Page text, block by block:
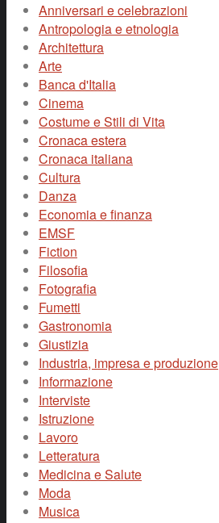
Anniversari e celebrazioni
Antropologia e etnologia
Architettura
Arte
Banca d'Italia
Cinema
Costume e Stili di Vita
Cronaca estera
Cronaca italiana
Cultura
Danza
Economia e finanza
EMSF
Fiction
Filosofia
Fotografia
Fumetti
Gastronomia
Giustizia
Industria, impresa e produzione
Informazione
Interviste
Istruzione
Lavoro
Letteratura
Medicina e Salute
Moda
Musica